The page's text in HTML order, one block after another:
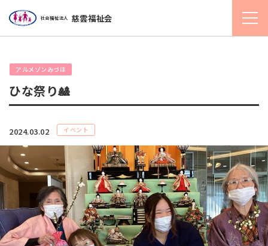
社会福祉法人 慈雲福祉会
アルメゾンみづほ
ひな祭り🎎
2024.03.02 イベント